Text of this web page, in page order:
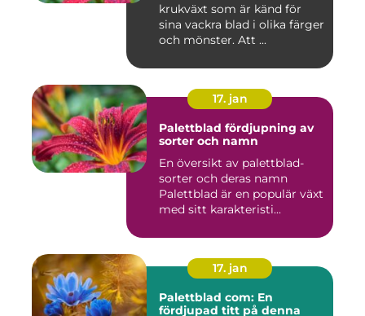
krukväxt som är känd för
sina vackra blad i olika färger
och mönster. Att ...
17. jan
Palettblad fördjupning av
sorter och namn
En översikt av palettblad-
sorter och deras namn
Palettblad är en populär växt
med sitt karakteristi...
17. jan
Palettblad com: En
fördjupad titt på denna